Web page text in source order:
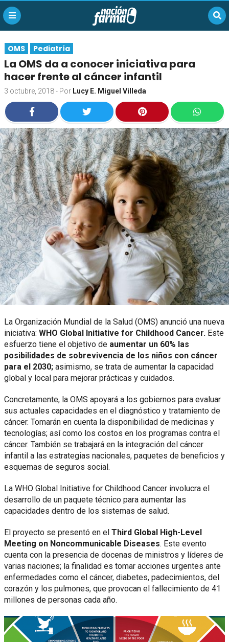
OMS Pediatría
La OMS da a conocer iniciativa para
hacer frente al cáncer infantil
3 octubre, 2018- Por Lucy E. Miguel Villeda
La Organización Mundial de la Salud (OMS) anunció una nueva
iniciativa: WHO Global Initiative for Childhood Cancer. Este
esfuerzo tiene el objetivo de aumentar un 60% las
posibilidades de sobrevivencia de los niños con cáncer
para el 2030; asimismo, se trata de aumentar la capacidad
global y local para mejorar prácticas y cuidados.
Concretamente, la OMS apoyará a los gobiernos para evaluar
sus actuales capacidades en el diagnóstico y tratamiento de
cáncer. Tomarán en cuenta la disponibilidad de medicinas y
tecnologías; así como los costos en los programas contra el
cáncer. También se trabajará en la integración del cáncer
infantil a las estrategias nacionales, paquetes de beneficios y
esquemas de seguros social.
La WHO Global Initiative for Childhood Cancer involucra el
desarrollo de un paquete técnico para aumentar las
capacidades dentro de los sistemas de salud.
El proyecto se presentó en el Third Global High-Level
Meeting on Noncommunicable Diseases. Este evento
cuenta con la presencia de docenas de ministros y líderes de
varias naciones; la finalidad es tomar acciones urgentes ante
enfermedades como el cáncer, diabetes, padecimientos, del
corazón y los pulmones, que provocan el fallecimiento de 41
millones de personas cada año.